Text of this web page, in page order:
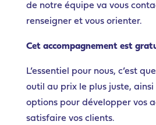
de notre équipe va vous
renseigner et vous orienter.
Cet accompagnement est
L’essentiel pour nous, c’est
outil au prix le plus juste, ainsi
options pour développer vos
satisfaire vos clients.